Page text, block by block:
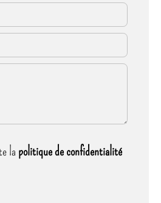
la politique de confidentialité